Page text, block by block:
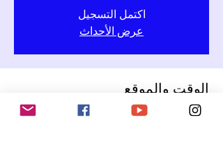
اكتمل التسجيل
عرض الأحداث
الوقت والموقع
28 يوليو 2022، 10:00 ص